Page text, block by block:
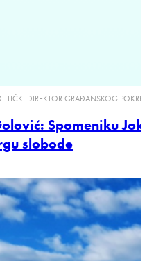
DIREKTOR GRAĐANSKOG
Spomeniku
slobode